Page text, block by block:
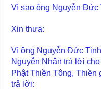
Vì sao ông Nguyễn
Xin thưa:
Vì ông Nguyễn Đức
Nguyễn Nhân trả lời
Phật Thiền Tông, Thiền
trả lời: